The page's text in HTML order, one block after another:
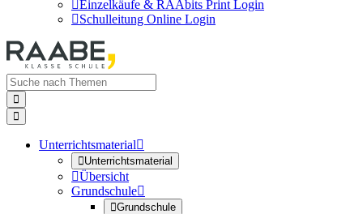
Einzelkäufe & RAAbits Print Login
Schulleitung Online Login


Unterrichtsmaterial
Unterrichtsmaterial
Übersicht
Grundschule
Grundschule